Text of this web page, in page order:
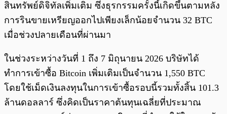
สินทรัพย์ดิจิทัลเพิ่มเติม ซึ่งธุรกรรมครั้งนี้เกิดขึ้นตามหลัง
การรินขายเหรียญออกไปเพียงเล็กน้อยจำนวน 32 BTC
เมื่อช่วงปลายเดือนที่ผ่านมา
ในช่วงระหว่างวันที่ 1 ถึง 7 มิถุนายน 2026 บริษัทได้
ทำการเข้าซื้อ Bitcoin เพิ่มเติมเป็นจำนวน 1,550 BTC
โดยใช้เม็ดเงินลงทุนในการเข้าซื้อรอบนี้รวมทั้งสิ้น 101.3
ล้านดอลลาร์ ซึ่งคิดเป็นราคาต้นทุนเฉลี่ยที่ประมาณ